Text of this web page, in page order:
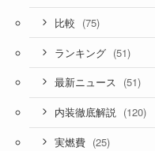
比較 (75)
ランキング (51)
最新ニュース (51)
内装徹底解説 (120)
実燃費 (25)